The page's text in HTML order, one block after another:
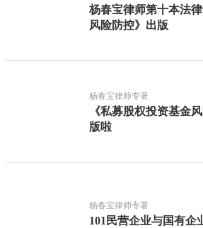
杨春宝律师第十本法
风险防控》出版
杨春宝律师专著
《私募股权投资基金
版啦
杨春宝律师专著
101民营企业与国有企